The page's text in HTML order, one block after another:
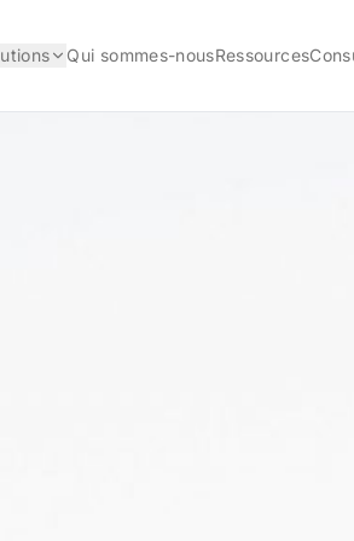
Qui sommes-nousRessources